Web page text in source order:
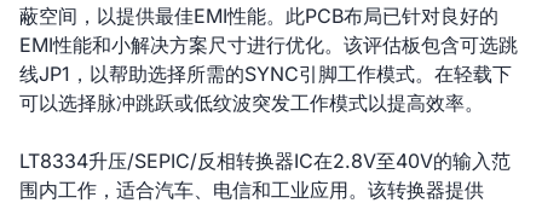
蔽空间，以提供最佳EMI性能。此PCB布局已针对良好的
EMI性能和小解决方案尺寸进行优化。该评估板包含可选跳
线JP1，以帮助选择所需的SYNC引脚工作模式。在轻载下
可以选择脉冲跳跃或低纹波突发工作模式以提高效率。
LT8334升压/SEPIC/反相转换器IC在2.8V至40V的输入范
围内工作，适合汽车、电信和工业应用。该转换器提供